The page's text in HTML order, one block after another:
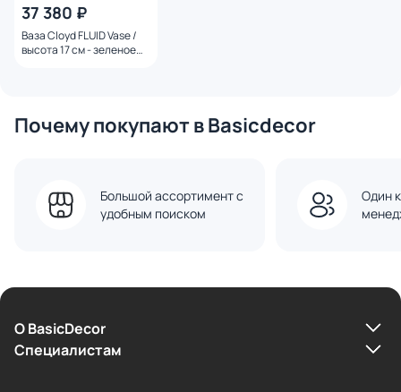
37 380 ₽
Ваза Cloyd FLUID Vase /
высота 17 см - зеленое
Почему покупают в Basicdecor
Большой ассортимент с
удобным поиском
Один
О BasicDecor
Cпециалистам